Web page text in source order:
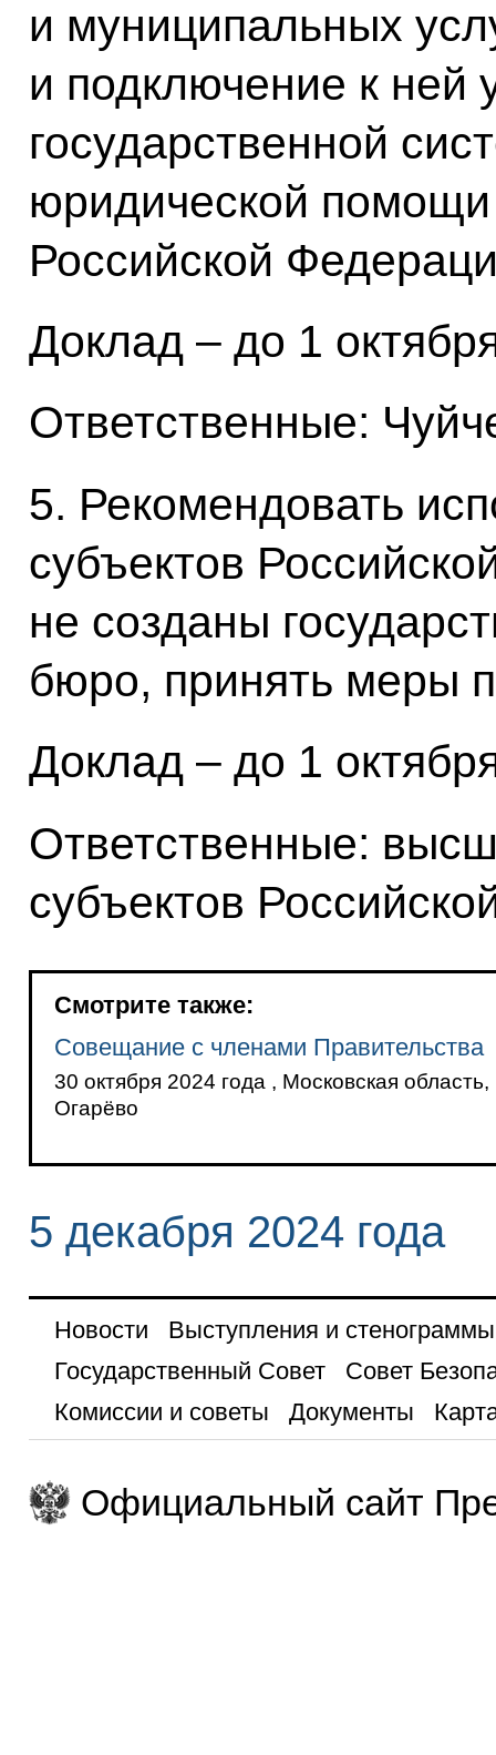
и муниципальных
и подключение к ней
государственной
юридической помощи
Российской
Доклад – до 1
Ответственные:
5. Рекомендовать
субъектов
не созданы
бюро, принять меры
Доклад – до 1
Ответственные:
субъектов
Смотрите также:
Совещание с членами Правительства
30 октября 2024 года , Московская
Огарёво
5 декабря 2024 года
Новости
Выступления и стенограммы
Государственный Совет
Совет
Комиссии и советы
Документы
Официальный сайт